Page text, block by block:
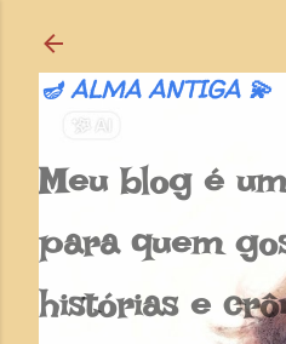
🪔 ALMA ANTIGA 💫
Meu blog é
para quem
histórias e